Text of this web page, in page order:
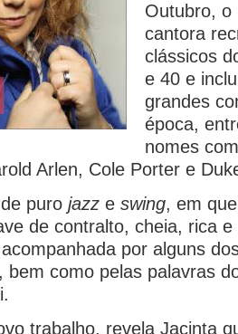
Outubro, o
cantora
clássicos
e 40 e
grandes
época,
nomes
Arlen, Cole Porter e
puro jazz e swing, em
de contralto, cheia, rica
por alguns
bem como pelas palavras
trabalho, revela Jacinta